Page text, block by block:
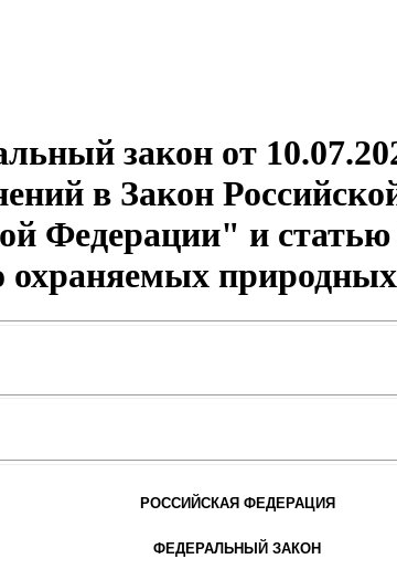
закон от
в Закон
Федерации" и статью
охраняемых
РОССИЙСКАЯ ФЕДЕРАЦИЯ
ФЕДЕРАЛЬНЫЙ ЗАКОН